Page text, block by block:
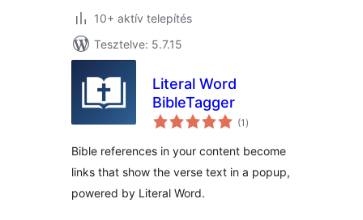
10+ aktív telepítés
Tesztelve: 5.7.15
Literal Word
BibleTagger
(1 értékelés
összesen
)
Bible references in your content become
links that show the verse text in a popup,
powered by Literal Word.